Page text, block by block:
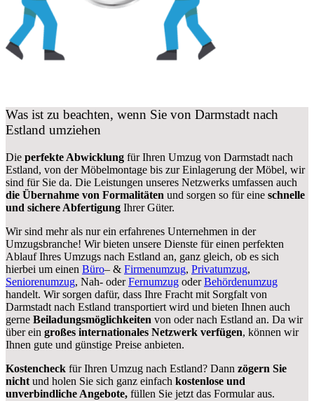
Was ist zu beachten, wenn Sie von Darmstadt nach
Estland umziehen
Die perfekte Abwicklung für Ihren Umzug von Darmstadt nach
Estland, von der Möbelmontage bis zur Einlagerung der Möbel, wir
sind für Sie da. Die Leistungen unseres Netzwerks umfassen auch
die Übernahme von Formalitäten und sorgen so für eine schnelle
und sichere Abfertigung Ihrer Güter.
Wir sind mehr als nur ein erfahrenes Unternehmen in der
Umzugsbranche! Wir bieten unsere Dienste für einen perfekten
Ablauf Ihres Umzugs nach Estland an, ganz gleich, ob es sich
hierbei um einen Büro– & Firmenumzug, Privatumzug,
Seniorenumzug, Nah- oderFernumzug oderBehördenumzug
handelt. Wir sorgen dafür, dass Ihre Fracht mit Sorgfalt von
Darmstadt nach Estland transportiert wird und bieten Ihnen auch
gerne Beiladungsmöglichkeiten von oder nach Estland an. Da wir
über ein großes internationales Netzwerk verfügen, können wir
Ihnen gute und günstige Preise anbieten.
Kostencheck für Ihren Umzug nach Estland? Dann zögern Sie
nicht und holen Sie sich ganz einfach kostenlose und
unverbindliche Angebote, füllen Sie jetzt das Formular aus.